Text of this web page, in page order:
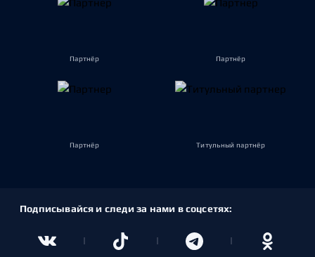
Партнёр Партнёр
Партнёр Титульный партнёр
Подписывайся и следи за нами в соцсетях: